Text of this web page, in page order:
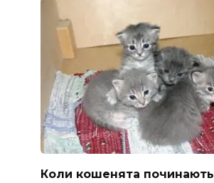
Коли кошенята починають